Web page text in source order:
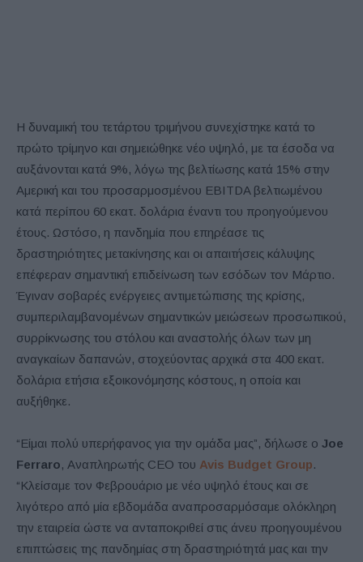
Η δυναμική του τετάρτου τριμήνου συνεχίστηκε κατά το
πρώτο τρίμηνο και σημειώθηκε νέο υψηλό, με τα έσοδα να
αυξάνονται κατά 9%, λόγω της βελτίωσης κατά 15% στην
Αμερική και του προσαρμοσμένου EBITDA βελτιωμένου
κατά περίπου 60 εκατ. δολάρια έναντι του προηγούμενου
έτους. Ωστόσο, η πανδημία που επηρέασε τις
δραστηριότητες μετακίνησης και οι απαιτήσεις κάλυψης
επέφεραν σημαντική επιδείνωση των εσόδων τον Μάρτιο.
Έγιναν σοβαρές ενέργειες αντιμετώπισης της κρίσης,
συμπεριλαμβανομένων σημαντικών μειώσεων προσωπικού,
συρρίκνωσης του στόλου και αναστολής όλων των μη
αναγκαίων δαπανών, στοχεύοντας αρχικά στα 400 εκατ.
δολάρια ετήσια εξοικονόμησης κόστους, η οποία και
αυξήθηκε.
“Είμαι πολύ υπερήφανος για την ομάδα μας”, δήλωσε ο Joe
Ferraro, Αναπληρωτής CEO του Avis Budget Group.
“Κλείσαμε τον Φεβρουάριο με νέο υψηλό έτους και σε
λιγότερο από μία εβδομάδα αναπροσαρμόσαμε ολόκληρη
την εταιρεία ώστε να ανταποκριθεί στις άνευ προηγουμένου
επιπτώσεις της πανδημίας στη δραστηριότητά μας και την